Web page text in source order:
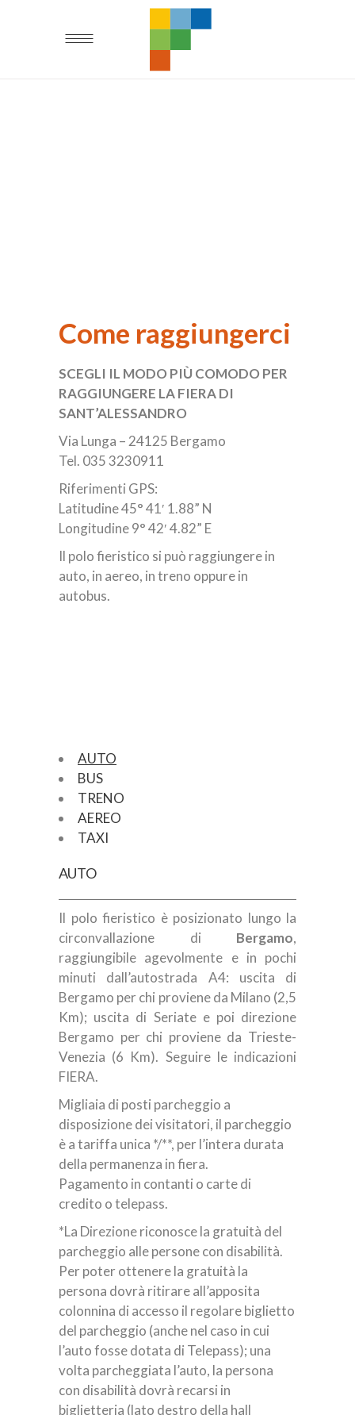
Come raggiungerci
SCEGLI IL MODO PIÙ COMODO PER
RAGGIUNGERE LA FIERA DI
SANT’ALESSANDRO
Via Lunga – 24125 Bergamo
Tel. 035 3230911
Riferimenti GPS:
Latitudine 45° 41′ 1.88” N
Longitudine 9° 42′ 4.82” E
Il polo fieristico si può raggiungere in
auto, in aereo, in treno oppure in
autobus.
AUTO
BUS
TRENO
AEREO
TAXI
AUTO
Il polo fieristico è posizionato lungo la
circonvallazione di Bergamo,
raggiungibile agevolmente e in pochi
minuti dall’autostrada A4: uscita di
Bergamo per chi proviene da Milano (2,5
Km); uscita di Seriate e poi direzione
Bergamo per chi proviene da Trieste-
Venezia (6 Km). Seguire le indicazioni
FIERA.
Migliaia di posti parcheggio a
disposizione dei visitatori, il parcheggio
è a tariffa unica */**, per l’intera durata
della permanenza in fiera.
Pagamento in contanti o carte di
credito o telepass.
*La Direzione riconosce la gratuità del
parcheggio alle persone con disabilità.
Per poter ottenere la gratuità la
persona dovrà ritirare all’apposita
colonnina di accesso il regolare biglietto
del parcheggio (anche nel caso in cui
l’auto fosse dotata di Telepass); una
volta parcheggiata l’auto, la persona
con disabilità dovrà recarsi in
biglietteria (lato destro della hall